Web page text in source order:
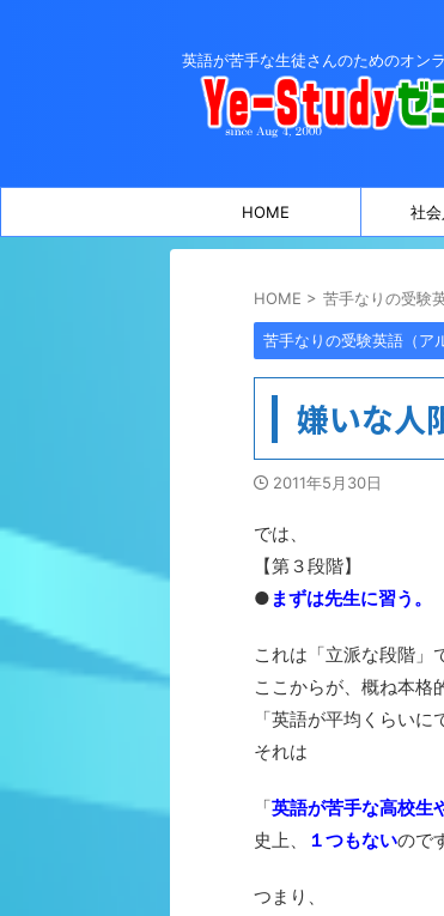
英語が苦手な生徒さんのためのオン
HOME 社
HOME > 苦手なりの受験
苦手なりの受験英語（ア
嫌いな人
2011年5月30日
では、
【第３段階】
●まずは先生に習う。
これは「立派な段階」
ここからが、概ね本格
「英語が平均くらい
それは
「英語が苦手な高校生
史上、
１つもないので
つまり、